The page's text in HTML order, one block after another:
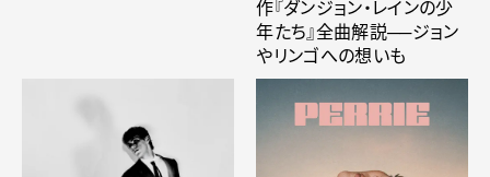
作『ダンジョン・レインの少
年たち』全曲解説──ジョン
やリンゴへの想いも